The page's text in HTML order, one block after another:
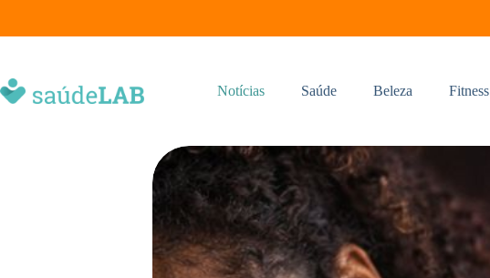
Notícias Saúde Beleza Fitness